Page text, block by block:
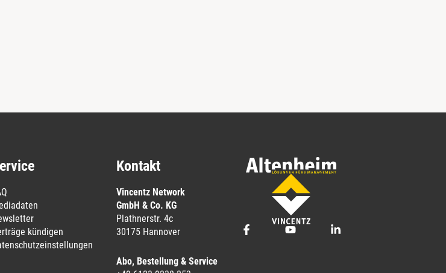
kündigen
Kontakt
Vincentz Network
GmbH & Co. KG
Plathnerstr. 4c
30175 Hannover
Abo, Bestellung & Service